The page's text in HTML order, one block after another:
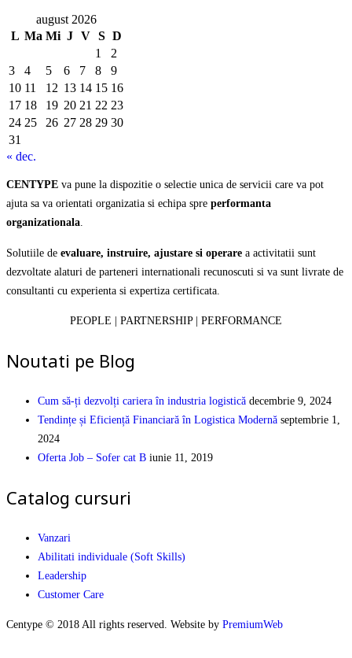
august 2026
L Ma Mi J V S D
1
2
3
4 5 6 7 8
9
10 11 12 13 14 15 16
17 18 19 20 21 22 23
24 25 26 27 28 29 30
31
« dec.
CENTYPE va pune la dispozitie o selectie unica de servicii care va pot
ajuta sa va orientati organizatia si echipa spre performanta
organizationala
Solutiile de evaluare, instruire, ajustare si operare a activitatii sunt
dezvoltate alaturi de parteneri internationali recunoscuti si va sunt livrate de
consultanti cu experienta si expertiza certificata.
PEOPLE | PARTNERSHIP | PERFORMANCE
Noutati pe Blog
Cum să-ți dezvolți cariera în industria logistică decembrie 9, 2024
Tendințe și Eficiență Financiară în Logistica Modernă septembrie 1,
2024
Oferta Job – Sofer cat B iunie 11, 2019
Catalog cursuri
Vanzari
Abilitati individuale (Soft Skills)
Leadership
Customer Care
Centype © 2018 All rights reserved. Website by PremiumWeb